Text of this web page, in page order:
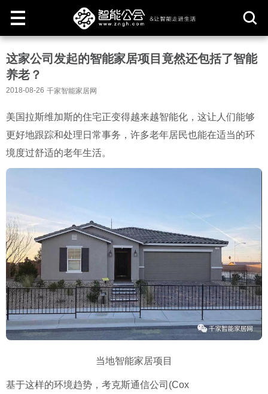
取
这家公司发起的智能家居项目竟然还包括了智能
养老？
2018-08-26 千家智能家居网
美国拉斯维加斯的住宅正变得越来越智能化，这让人们能够
更好地跟踪和处理日常事务，许多老年居民也能在适当的环
境度过舒适的老年生活。
当地智能家居项目
基于这样的环境趋势，考克斯通信公司(Cox